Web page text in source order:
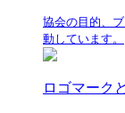
協会の目的、
動しています。
ロゴマーク